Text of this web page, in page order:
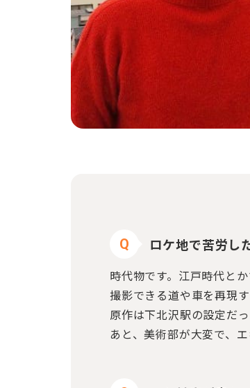
Q ロケ地で苦労し
時代物です。江戸時代と
撮影できる道や車を再現
原作は下北沢駅の設定だ
あと、美術部が大変で、